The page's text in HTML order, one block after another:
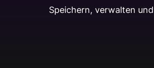
Speichern, verwalten